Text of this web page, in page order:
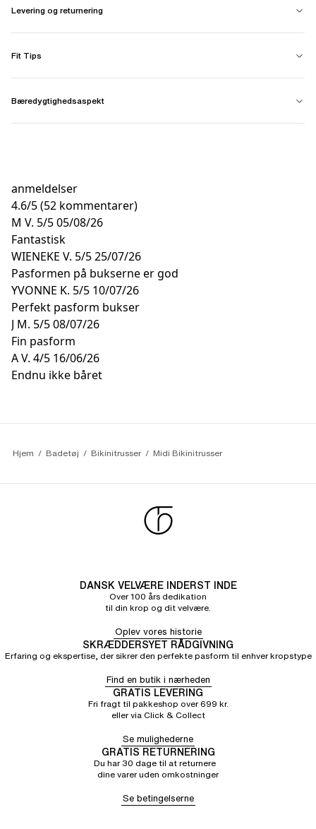
Levering og returnering
Fit Tips
Bæredygtighedsaspekt
anmeldelser
4.6/5(52 kommentarer)
M V. 5/505/08/26
Fantastisk
WIENEKE V. 5/525/07/26
Pasformen på bukserne er god
YVONNE K. 5/5 10/07/26
Perfekt pasform bukser
J M. 5/508/07/26
Fin pasform
A V. 4/5 16/06/26
Endnu ikke båret
Hjem Badetøj Bikinitrusser Midi Bikinitrusser
DANSK VELVÆRE INDERST INDE
Over 100 års dedikation
til din krop og dit velvære.
Oplev vores historie
SKRÆDDERSYET RÅDGIVNING
Erfaring og ekspertise, der sikrer den perfekte pasform til enhver kropstype
Find en butik i nærheden
GRATIS LEVERING
Fri fragt til pakkeshop over 699 kr.
eller via Click & Collect
Se mulighederne
GRATIS RETURNERING
Du har 30 dage til at returnere
dine varer uden omkostninger
Se betingelserne